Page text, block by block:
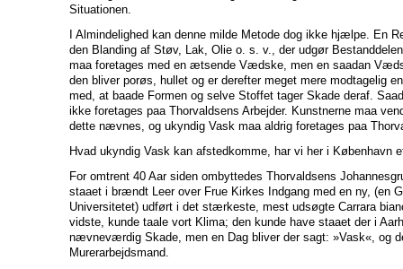
Situationen.
I Almindelighed kan denne milde Metode dog ikke hjælpe. En
den Blanding af Støv, Lak, Olie o. s. v., der udgør
maa foretages med en ætsende Vædske, men en saadan
den bliver porøs, hullet og er derefter meget mere modtagelig
med, at baade Formen og selve Stoffet tager Skade deraf.
ikke foretages paa Thorvaldsens Arbejder. Kunstnerne maa
dette nævnes, og ukyndig Vask maa aldrig foretages paa
Hvad ukyndig Vask kan afstedkomme, har vi her i København
For omtrent 40 Aar siden ombyttedes Thorvaldsens
staaet i brændt Leer over Frue Kirkes Indgang med en ny, (en
Universitetet) udført i det stærkeste, mest udsøgte Carrara
vidste, kunde taale vort Klima; den kunde have staaet der i
nævneværdig Skade, men en Dag bliver der sagt: »Vask«, og
Murerarbejdsmand.